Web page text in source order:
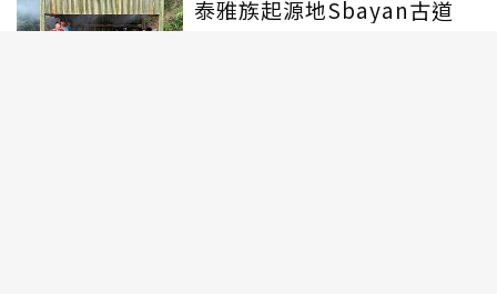
泰雅族起源地Sbayan古道